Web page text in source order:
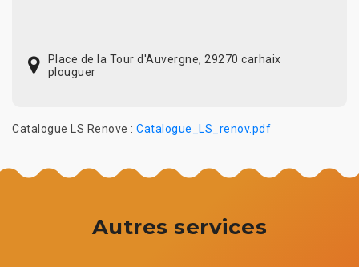
Place de la Tour d'Auvergne, 29270 carhaix
plouguer
Catalogue LS Renove : Catalogue_LS_renov.pdf
Autres services